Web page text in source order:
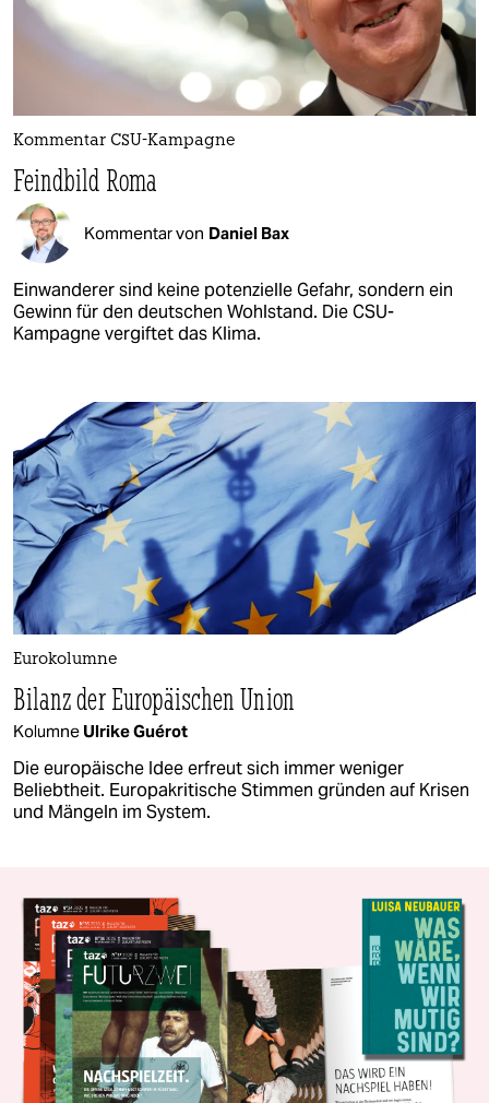
Kommentar CSU-Kampagne
Feindbild Roma
Kommentar von Daniel Bax
Einwanderer sind keine potenzielle Gefahr, sondern ein
Gewinn für den deutschen Wohlstand. Die CSU-
Kampagne vergiftet das Klima.
Eurokolumne
Bilanz der Europäischen Union
Kolumne Ulrike Guérot
Die europäische Idee erfreut sich immer weniger
Beliebtheit. Europakritische Stimmen gründen auf Krisen
und Mängeln im System.